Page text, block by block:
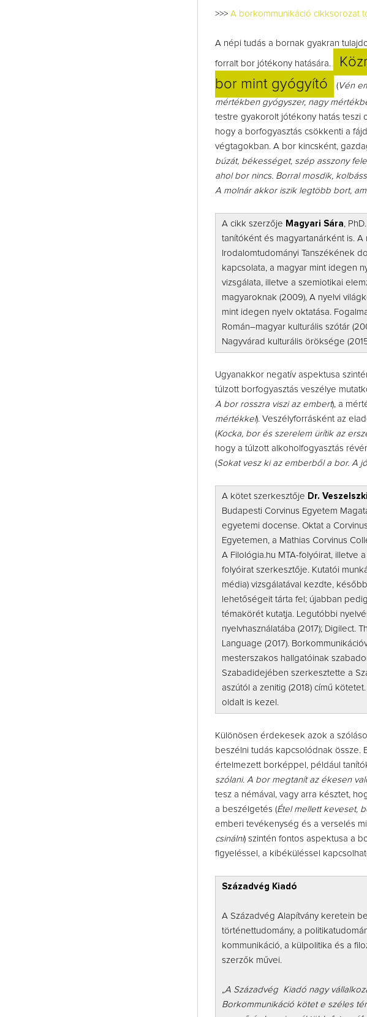
>>> A borkommunikáció cikksorozat
A népi tudás a bornak gyakran
forralt bor jótékony hatására.
bor mint gyógyító
(Vén
mértékben gyógyszer, nagy
testre gyakorolt jótékony hatás teszi
hogy a borfogyasztás csökkenti a
végtagokban. A bor kincsként,
búzát, békességet, szép asszony
ahol bor nincs. Borral mosdik,
A molnár akkor iszik legtöbb bort,
A cikk szerzője Magyari Sára,
tanítóként és magyartanárként is. A
Irodalomtudományi Tanszékének
kapcsolata, a magyar mint idegen
vizsgálata, illetve a szemiotikai
magyaroknak (2009), A nyelvi
mint idegen nyelv oktatása.
Román–magyar kulturális szótár
Nagyvárad kulturális öröksége
Ugyanakkor negatív aspektusa
túlzott borfogyasztás veszélye
A bor rosszra viszi az embert), a
mértékkel). Veszélyforrásként az
(Kocka, bor és szerelem ürítik az
hogy a túlzott alkoholfogyasztás
(Sokat vesz ki az emberből a bor. A
A kötet szerkesztője Dr.
Budapesti Corvinus Egyetem
egyetemi docense. Oktat a
Egyetemen, a Mathias Corvinus
A Filológia.hu MTA-folyóirat, illetve
folyóirat szerkesztője. Kutatói
média) vizsgálatával kezdte,
lehetőségeit tárta fel; újabban
témakörét kutatja. Legutóbbi
nyelvhasználatába (2017); Digilect.
Language (2017).
mesterszakos hallgatóinak
Szabadidejében szerkesztette a
aszútól a zenitig (2018) című
oldalt is kezel.
Különösen érdekesek azok a
beszélni tudás kapcsolódnak
értelmezett borképpel, például
szólani. A bor megtanít az ékesen
tesz a némával, vagy arra késztet,
a beszélgetés (Étel mellett keveset,
emberi tevékenység és a verselés
csinálni) szintén fontos aspektusa a
figyeléssel, a kibéküléssel
Századvég Kiadó
A Századvég Alapítvány keretein
történettudomány, a
kommunikáció, a külpolitika és a
szerzők művei.
„A Századvég Kiadó nagy
Borkommunikáció kötet e széles